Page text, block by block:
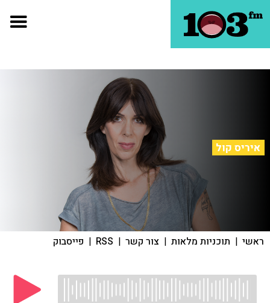
איריס קול
ראשי | תוכניות מלאות | צור קשר |
RSS
| פייסבוק